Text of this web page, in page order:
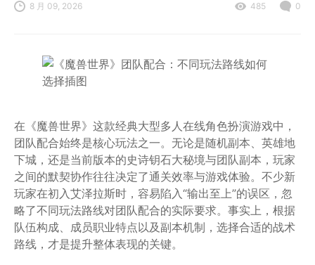
8 月 09, 2026 485 0
在《魔兽世界》这款经典大型多人在线角色扮演游戏中，
团队配合始终是核心玩法之一。无论是随机副本、英雄地
下城，还是当前版本的史诗钥石大秘境与团队副本，玩家
之间的默契协作往往决定了通关效率与游戏体验。不少新
玩家在初入艾泽拉斯时，容易陷入“输出至上”的误区，忽
略了不同玩法路线对团队配合的实际要求。事实上，根据
队伍构成、成员职业特点以及副本机制，选择合适的战术
路线，才是提升整体表现的关键。